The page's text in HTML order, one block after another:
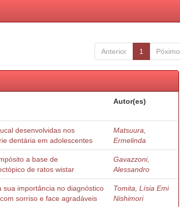
Anterior 1 Póximo
Autor(es)
desenvolvidas nos
dentária em adolescentes
Matsuura,
Ermelinda
a base de
de ratos wistar
Gavazzoni,
Alessandro
sua importância no diagnóstico
sorriso e face agradáveis
Tomita, Lísia Emi
Nishimori